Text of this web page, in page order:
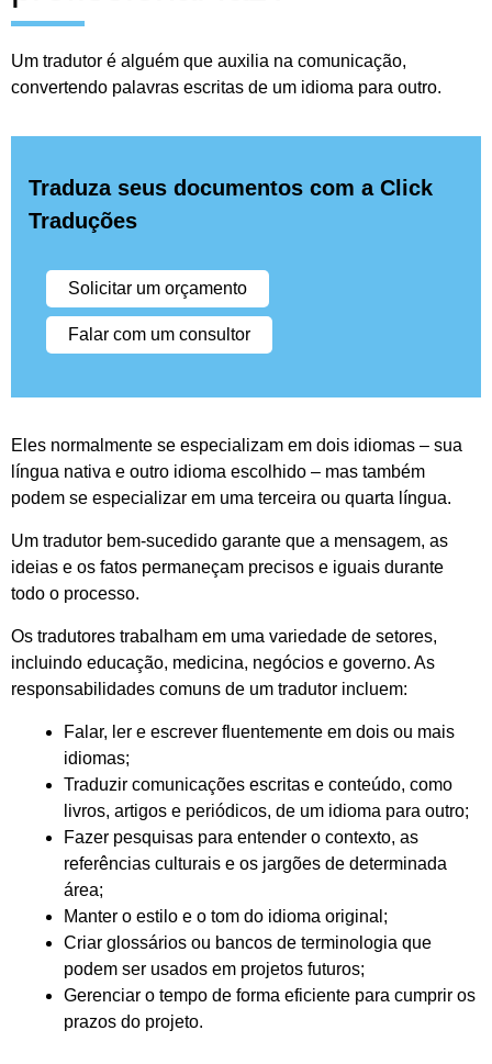
Um tradutor é alguém que auxilia na comunicação,
convertendo palavras escritas de um idioma para outro.
Traduza seus documentos com a Click
Traduções
Solicitar um orçamento
Falar com um consultor
Eles normalmente se especializam em dois idiomas – sua
língua nativa e outro idioma escolhido – mas também
podem se especializar em uma terceira ou quarta língua.
Um tradutor bem-sucedido garante que a mensagem, as
ideias e os fatos permaneçam precisos e iguais durante
todo o processo.
Os tradutores trabalham em uma variedade de setores,
incluindo educação, medicina, negócios e governo. As
responsabilidades comuns de um tradutor incluem:
Falar, ler e escrever fluentemente em dois ou mais
idiomas;
Traduzir comunicações escritas e conteúdo, como
livros, artigos e periódicos, de um idioma para outro;
Fazer pesquisas para entender o contexto, as
referências culturais e os jargões de determinada
área;
Manter o estilo e o tom do idioma original;
Criar glossários ou bancos de terminologia que
podem ser usados ​​em projetos futuros;
Gerenciar o tempo de forma eficiente para cumprir os
prazos do projeto.